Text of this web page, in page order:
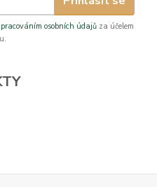
osobních údajů za účelem